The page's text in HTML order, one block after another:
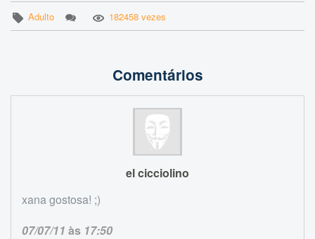
Adulto 182458 vezes
Comentários
el cicciolino
xana gostosa! ;)
07/07/11 às 17:50